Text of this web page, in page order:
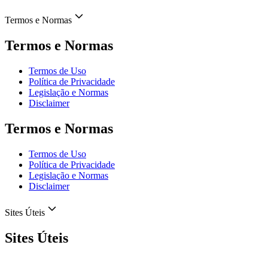
Termos e Normas
Termos e Normas
Termos de Uso
Política de Privacidade
Legislação e Normas
Disclaimer
Termos e Normas
Termos de Uso
Política de Privacidade
Legislação e Normas
Disclaimer
Sites Úteis
Sites Úteis